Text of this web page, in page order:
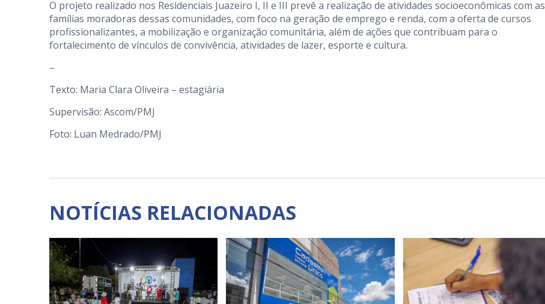
O projeto realizado nos Residenciais Juazeiro I, II e III prevê a realização de atividades socioeconômicas com as
famílias moradoras dessas comunidades, com foco na geração de emprego e renda, com a oferta de cursos
profissionalizantes, a mobilização e organização comunitária, além de ações que contribuam para o
fortalecimento de vínculos de convivência, atividades de lazer, esporte e cultura.
–
Texto: Maria Clara Oliveira – estagiária
Supervisão: Ascom/PMJ
Foto: Luan Medrado/PMJ
NOTÍCIAS RELACIONADAS